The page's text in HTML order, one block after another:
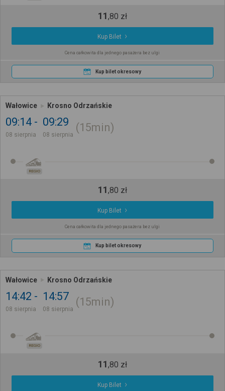
11,80 zł
Kup Bilet
Cena całkowita dla jednego pasażera bez ulgi
Kup bilet okresowy
Wałowice Krosno Odrzańskie
09:14
08 sierpnia
09:29
08 sierpnia
15min
REGIO
11,80 zł
Kup Bilet
Cena całkowita dla jednego pasażera bez ulgi
Kup bilet okresowy
Wałowice Krosno Odrzańskie
14:42
08 sierpnia
14:57
08 sierpnia
15min
REGIO
11,80 zł
Kup Bilet